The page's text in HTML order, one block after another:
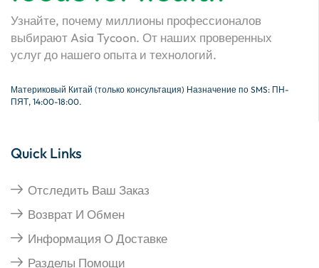
Узнайте, почему миллионы профессионалов
выбирают Asia Tycoon. От наших проверенных
услуг до нашего опыта и технологий.
Материковый Китай (только консультация) Назначение по SMS: ПН-
ПЯТ, 14:00-18:00.
Quick Links
Отследить Ваш Заказ
Возврат И Обмен
Информация О Доставке
Разделы Помощи